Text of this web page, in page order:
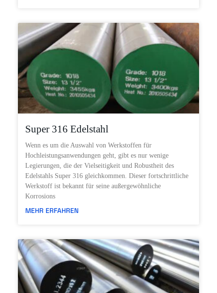
Super 316 Edelstahl
Wenn es um die Auswahl von Werkstoffen für
Hochleistungsanwendungen geht, gibt es nur wenige
Legierungen, die der Vielseitigkeit und Robustheit des
Edelstahls Super 316 gleichkommen. Dieser fortschrittliche
Werkstoff ist bekannt für seine außergewöhnliche
Korrosions
MEHR ERFAHREN